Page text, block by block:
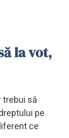
la vot,
trebui să
pe
ce